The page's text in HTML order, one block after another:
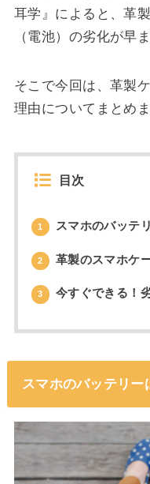
耳学』によると、革
（電池）の劣化が早
そこで今回は、革製
理由についてまとめま
目次
1 スマホのバッテ
2 革製のスマホケ
3 今すぐできる！
スマホのバッテリー